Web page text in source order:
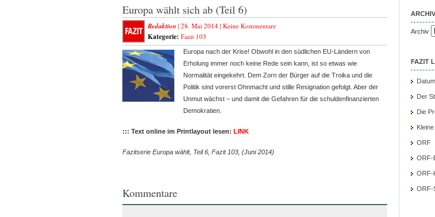
Europa wählt sich ab (Teil 6)
Redaktion | 28. Mai 2014 | Keine Kommentare
Kategorie: Fazit 103
Europa nach der Krise! Obwohl in den südlichen EU-Ländern von
Erholung immer noch keine Rede sein kann, ist so etwas wie
Normalität eingekehrt. Dem Zorn der Bürger auf die Troika und die
Politik sind vorerst Ohnmacht und stille Resignation gefolgt. Aber der
Unmut wächst – und damit die Gefahren für die schuldenfinanzierten
Demokratien.
::: Text online im Printlayout lesen: LINK
Fazitserie Europa wählt, Teil 6, Fazit 103, (Juni 2014)
Kommentare
ARCHIV
Archiv
FAZIT
Datum
Der
Die
ORF
ORF-
ORF-
ORF-